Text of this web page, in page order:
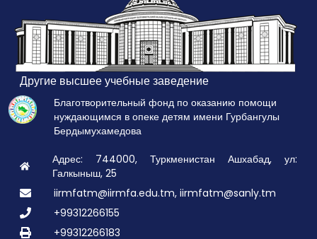
Другие высшее учебные заведение
Благотворительный фонд по оказанию помощи
нуждающимся в опеке детям имени Гурбангулы
Бердымухамедова
Адрес: 744000, Туркменистан Ашхабад, ул:
Галкыныш, 25
iirmfatm@iirmfa.edu.tm, iirmfatm@sanly.tm
+99312266155
+99312266183